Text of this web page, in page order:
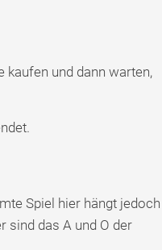
kaufen und dann warten,
Spiel hier hängt jedoch
sind das A und O der